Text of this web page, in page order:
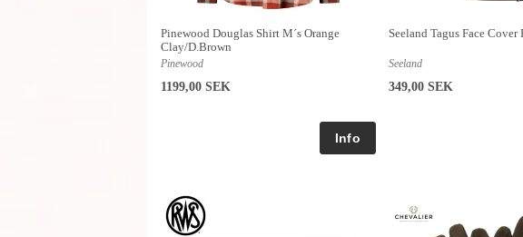
Pinewood Douglas Shirt M´s Orange
Clay/D.Brown
Pinewood
1199,00 SEK
Seeland Tagus Face Cover
Seeland
349,00 SEK